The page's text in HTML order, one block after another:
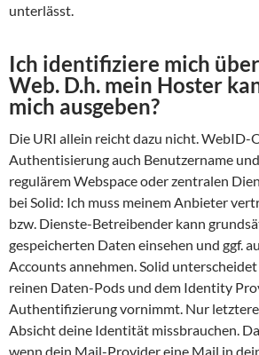
unterlässt.
Ich identifiziere mich
Web. D.h. mein Hoster
mich ausgeben?
Die URI allein reicht dazu nicht.
Authentisierung auch Benutzername
regulärem Webspace oder zentralen
bei Solid: Ich muss meinem Anbieter
bzw. Dienste-Betreibender kann
gespeicherten Daten einsehen und ggf.
Accounts annehmen. Solid
reinen Daten-Pods und dem Identity
Authentifizierung vornimmt. Nur
Absicht deine Identität missbrauchen.
wenn dein Mail-Provider eine Mail in